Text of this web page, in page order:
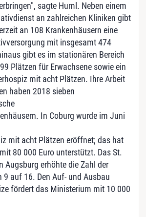
sagte Huml. Neben einem
an zahlreichen Kliniken gibt
an 108 Krankenhäusern eine
mit insgesamt 474
gibt es im stationären Bereich
Plätzen für Erwachsene sowie ein
mit acht Plätzen. Ihre Arbeit
haben 2018 sieben
In Coburg wurde im Juni
mit acht Plätzen eröffnet; das hat
80 000 Euro unterstützt. Das St.
Augsburg erhöhte die Zahl der
9 auf 16. Den Auf- und Ausbau
fördert das Ministerium mit 10 000